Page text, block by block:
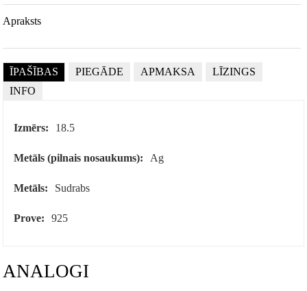
Apraksts
ĪPAŠĪBAS PIEGĀDE APMAKSA
LĪZINGS
INFO
Izmērs: 18.5
Metāls (pilnais nosaukums): Ag
Metāls: Sudrabs
Prove: 925
ANALOGI